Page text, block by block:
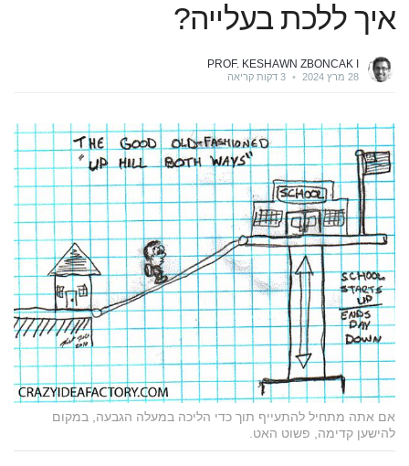
איך ללכת בעלייה?
PROF. KESHAWN ZBONCAK I
28 מרץ 2024 •
אם אתה מתחיל להתעייף תוך כדי הליכה במעלה הגבעה, במקום
להישען קדימה, פשוט האט.